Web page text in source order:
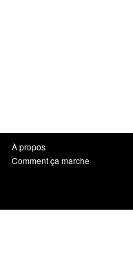
À propos
Comment ça marche